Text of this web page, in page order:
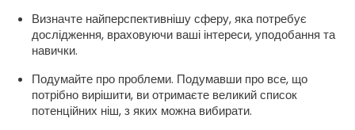
Визначте найперспективнішу сферу, яка потребує
дослідження, враховуючи ваші інтереси, уподобання та
навички.
Подумайте про проблеми. Подумавши про все, що
потрібно вирішити, ви отримаєте великий список
потенційних ніш, з яких можна вибирати.